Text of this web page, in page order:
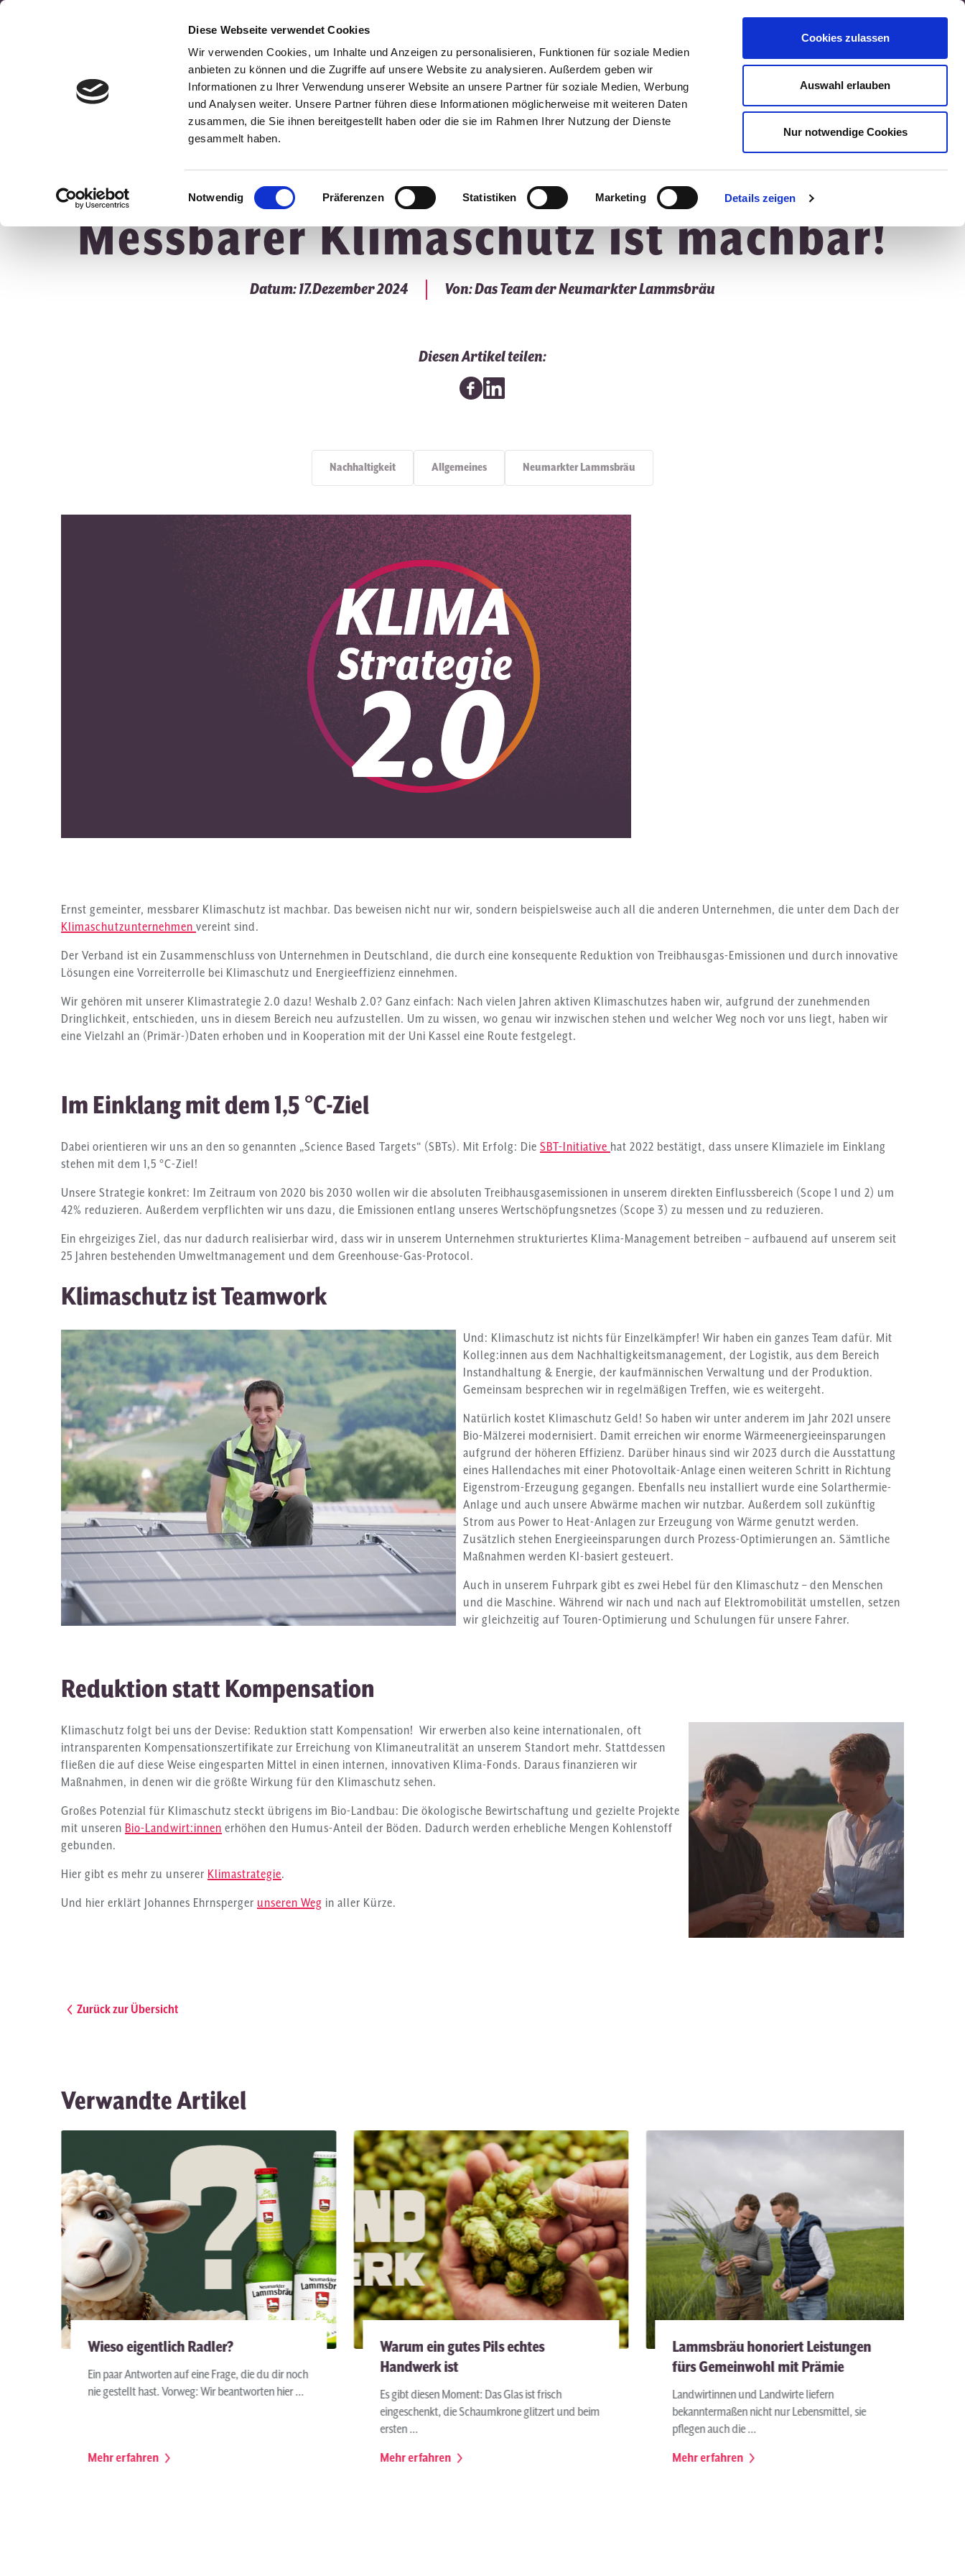
Diese Webseite verwendet Cookies
Wir verwenden Cookies, um Inhalte und Anzeigen zu personalisieren, Funktionen für soziale Medien
anbieten zu können und die Zugriffe auf unsere Website zu analysieren. Außerdem geben wir
Informationen zu Ihrer Verwendung unserer Website an unsere Partner für soziale Medien, Werbung
und Analysen weiter. Unsere Partner führen diese Informationen möglicherweise mit weiteren Daten
zusammen, die Sie ihnen bereitgestellt haben oder die sie im Rahmen Ihrer Nutzung der Dienste
gesammelt haben.
Einwilligungsauswahl
Notwendig Präferenzen Statistiken Marketing Details zeigen
Cookies zulassen
Auswahl erlauben
Nur notwendige Cookies
Kontakt
Verantwortung
Mitgestalter Unsere Projekte Marken & Produkte Mitmachen
Messbarer Klimaschutz ist machbar!
Datum: 17.Dezember 2024 Von: Das Team der Neumarkter Lammsbräu
Diesen Artikel teilen:
Nachhaltigkeit Allgemeines Neumarkter Lammsbräu
Ernst gemeinter, messbarer Klimaschutz ist machbar. Das beweisen nicht nur wir, sondern beispielsweise auch all die anderen Unternehmen, die unter dem Dach der
Klimaschutzunternehmen vereint sind.
Der Verband ist ein Zusammenschluss von Unternehmen in Deutschland, die durch eine konsequente Reduktion von Treibhausgas-Emissionen und durch innovative
Lösungen eine Vorreiterrolle bei Klimaschutz und Energieeffizienz einnehmen.
Wir gehören mit unserer Klimastrategie 2.0 dazu! Weshalb 2.0? Ganz einfach: Nach vielen Jahren aktiven Klimaschutzes haben wir, aufgrund der zunehmenden
Dringlichkeit, entschieden, uns in diesem Bereich neu aufzustellen. Um zu wissen, wo genau wir inzwischen stehen und welcher Weg noch vor uns liegt, haben wir
eine Vielzahl an (Primär-)Daten erhoben und in Kooperation mit der Uni Kassel eine Route festgelegt.
Im Einklang mit dem 1,5 °C-Ziel
Dabei orientieren wir uns an den so genannten „Science Based Targets“ (SBTs). Mit Erfolg: Die SBT-Initiative hat 2022 bestätigt, dass unsere Klimaziele im Einklang
stehen mit dem 1,5 °C-Ziel!
Unsere Strategie konkret: Im Zeitraum von 2020 bis 2030 wollen wir die absoluten Treibhausgasemissionen in unserem direkten Einflussbereich (Scope 1 und 2) um
42% reduzieren. Außerdem verpflichten wir uns dazu, die Emissionen entlang unseres Wertschöpfungsnetzes (Scope 3) zu messen und zu reduzieren.
Ein ehrgeiziges Ziel, das nur dadurch realisierbar wird, dass wir in unserem Unternehmen strukturiertes Klima-Management betreiben – aufbauend auf unserem seit
25 Jahren bestehenden Umweltmanagement und dem Greenhouse-Gas-Protocol.
Klimaschutz ist Teamwork
Und: Klimaschutz ist nichts für Einzelkämpfer! Wir haben ein ganzes Team dafür. Mit
Kolleg:innen aus dem Nachhaltigkeitsmanagement, der Logistik, aus dem Bereich
Instandhaltung & Energie, der kaufmännischen Verwaltung und der Produktion.
Gemeinsam besprechen wir in regelmäßigen Treffen, wie es weitergeht.
Natürlich kostet Klimaschutz Geld! So haben wir unter anderem im Jahr 2021 unsere
Bio-Mälzerei modernisiert. Damit erreichen wir enorme Wärmeenergieeinsparungen
aufgrund der höheren Effizienz. Darüber hinaus sind wir 2023 durch die Ausstattung
eines Hallendaches mit einer Photovoltaik-Anlage einen weiteren Schritt in Richtung
Eigenstrom-Erzeugung gegangen. Ebenfalls neu installiert wurde eine Solarthermie-
Anlage und auch unsere Abwärme machen wir nutzbar. Außerdem soll zukünftig
Strom aus Power to Heat-Anlagen zur Erzeugung von Wärme genutzt werden.
Zusätzlich stehen Energieeinsparungen durch Prozess-Optimierungen an. Sämtliche
Maßnahmen werden KI-basiert gesteuert.
Auch in unserem Fuhrpark gibt es zwei Hebel für den Klimaschutz – den Menschen
und die Maschine. Während wir nach und nach auf Elektromobilität umstellen, setzen
wir gleichzeitig auf Touren-Optimierung und Schulungen für unsere Fahrer.
Reduktion statt Kompensation
Klimaschutz folgt bei uns der Devise: Reduktion statt Kompensation! Wir erwerben also keine internationalen, oft
intransparenten Kompensationszertifikate zur Erreichung von Klimaneutralität an unserem Standort mehr. Stattdessen
fließen die auf diese Weise eingesparten Mittel in einen internen, innovativen Klima-Fonds. Daraus finanzieren wir
Maßnahmen, in denen wir die größte Wirkung für den Klimaschutz sehen.
Großes Potenzial für Klimaschutz steckt übrigens im Bio-Landbau: Die ökologische Bewirtschaftung und gezielte Projekte
mit unseren Bio-Landwirt:innen erhöhen den Humus-Anteil der Böden. Dadurch werden erhebliche Mengen Kohlenstoff
gebunden.
Hier gibt es mehr zu unserer Klimastrategie.
Und hier erklärt Johannes Ehrnsperger unseren Weg in aller Kürze.
Zurück zur Übersicht
Verwandte Artikel
Wieso eigentlich Radler?
Ein paar Antworten auf eine Frage, die du dir noch
nie gestellt hast. Vorweg: Wir beantworten hier ...
Mehr erfahren
Warum ein gutes Pils echtes
Handwerk ist
Es gibt diesen Moment: Das Glas ist frisch
eingeschenkt, die Schaumkrone glitzert und beim
ersten ...
Mehr erfahren
Lammsbräu honoriert Leistungen
fürs Gemeinwohl mit Prämie
Landwirtinnen und Landwirte liefern
bekanntermaßen nicht nur Lebensmittel, sie
pflegen auch die ...
Mehr erfahren